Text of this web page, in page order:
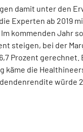
damit unter den
Experten ab 2019
kommenden Jahr
steigen, bei der
Prozent gerechnet.
käme die
würde